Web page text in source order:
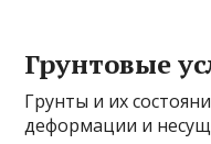
Грунтовые
Грунты и их
деформации и